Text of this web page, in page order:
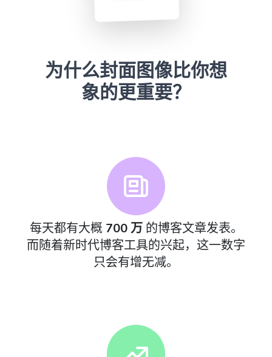
为什么封面图像比你想
象的更重要？
每天都有大概 700 万的博客文章发表。
而随着新时代博客工具的兴起，这一数字
只会有增无减。